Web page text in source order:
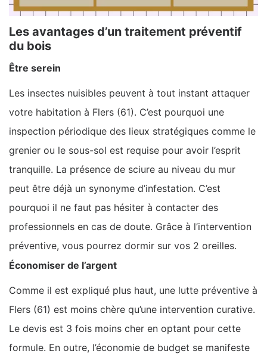
Les avantages d’un traitement préventif
du bois
Être serein
Les insectes nuisibles peuvent à tout instant attaquer
votre habitation à Flers (61). C’est pourquoi une
inspection périodique des lieux stratégiques comme le
grenier ou le sous-sol est requise pour avoir l’esprit
tranquille. La présence de sciure au niveau du mur
peut être déjà un synonyme d’infestation. C’est
pourquoi il ne faut pas hésiter à contacter des
professionnels en cas de doute. Grâce à l’intervention
préventive, vous pourrez dormir sur vos 2 oreilles.
Économiser de l’argent
Comme il est expliqué plus haut, une lutte préventive à
Flers (61) est moins chère qu’une intervention curative.
Le devis est 3 fois moins cher en optant pour cette
formule. En outre, l’économie de budget se manifeste